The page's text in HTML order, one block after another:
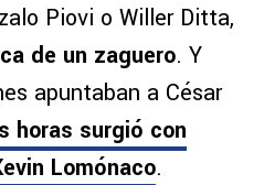
Piovi o Willer Ditta,
de un zaguero. Y
apuntaban a César
horas surgió con
Lomónaco.